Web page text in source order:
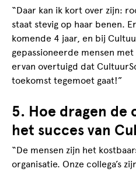
“Daar kan ik kort over zijn:
staat stevig op haar benen.
komende 4 jaar, en bij
gepassioneerde mensen
ervan overtuigd dat
toekomst tegemoet gaat!”
5. Hoe dragen de
het succes van
“De mensen zijn het
organisatie. Onze collega’s